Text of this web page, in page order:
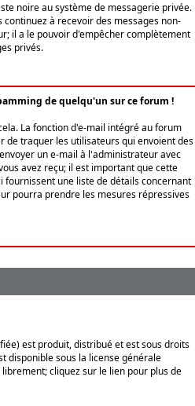
noire au système de messagerie privée.
à recevoir des messages non-
il a le pouvoir d'empêcher complètement
privés.
de quelqu'un sur ce forum !
La fonction d'e-mail intégré au forum
de traquer les utilisateurs qui envoient des
un e-mail à l'administrateur avec
avez reçu; il est important que cette
fournissent une liste de détails concernant
pourra prendre les mesures répressives
est produit, distribué et est sous droits
disponible sous la license générale
cliquez sur le lien pour plus de